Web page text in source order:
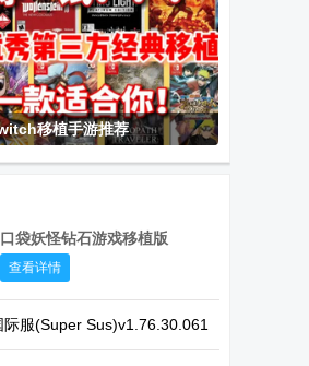
移植手游推荐
口袋妖怪钻石游戏移植版
查看详情
际服(Super Sus)v1.76.30.061